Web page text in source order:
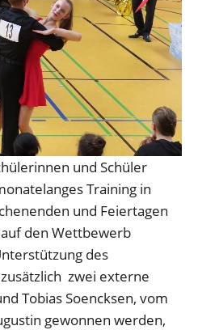
und Schüler
Training in
und Feiertagen
den Wettbewerb
des
zwei externe
Tobias Soencksen, vom
gewonnen werden,